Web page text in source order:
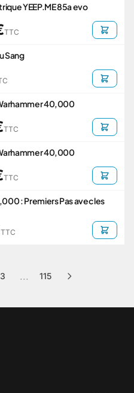
YEEP.ME 85a evo
TTC
Sang
40,000
TTC
40,000
TTC
: Premiers Pas avec les
TTC
3 ... 115